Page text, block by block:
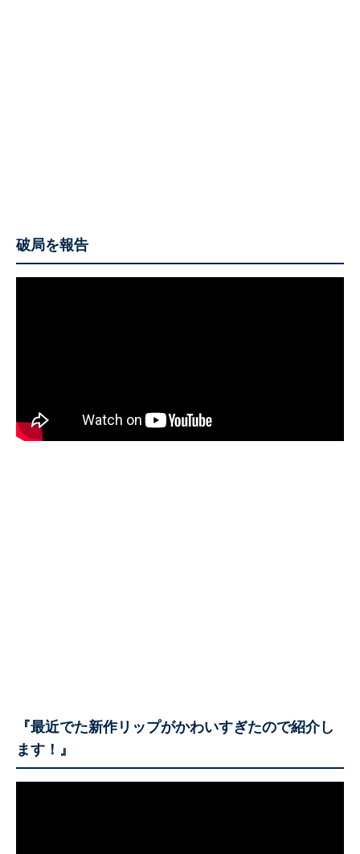
破局を報告
『最近でた新作リップがかわいすぎたので紹介し
ます！』